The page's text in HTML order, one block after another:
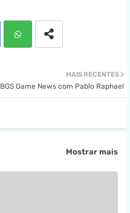
tsa
MAIS RECENTES
BGS Game News com Pablo Raphael
Mostrar mais